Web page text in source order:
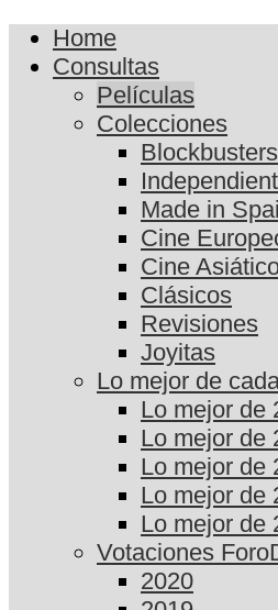
Home
Consultas
Películas
Colecciones
Blockbusters
Made in
Cine
Cine
Clásicos
Revisiones
Joyitas
Lo mejor de
Lo mejor de
Lo mejor de
Lo mejor de
Lo mejor de
Lo mejor de
Votaciones
2020